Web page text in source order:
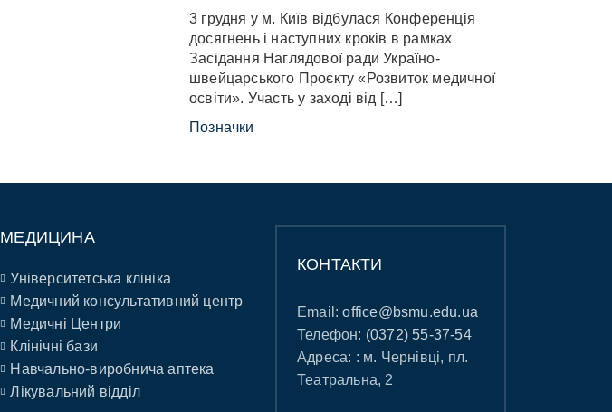
3 грудня у м. Київ відбулася Конференція
досягнень і наступних кроків в рамках
Засідання Наглядової ради Україно-
швейцарського Проєкту «Розвиток медичної
освіти». Участь у заході від […]
Позначки
МЕДИЦИНА
Університетська клініка
Медичний консультативний центр
Медичні Центри
Клінічні бази
Навчально-виробнича аптека
Лікувальний відділ
КОНТАКТИ
Email:office@bsmu.edu.ua
Телефон: (0372) 55-37-54
Адреса: : м. Чернівці, пл.
Театральна, 2